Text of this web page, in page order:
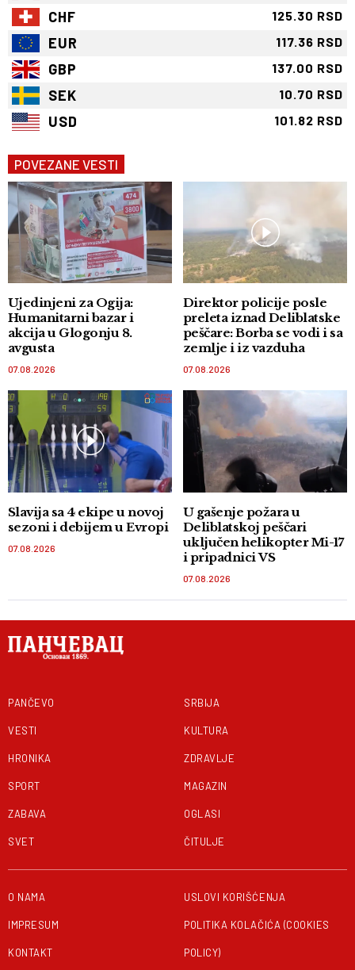
CHF 125.30 RSD
EUR 117.36 RSD
GBP 137.00 RSD
SEK 10.70 RSD
USD 101.82 RSD
POVEZANE VESTI
Ujedinjeni za Ogija:
Humanitarni bazar i
akcija u Glogonju 8.
avgusta
07.08.2026
Direktor policije posle
preleta iznad Deliblatske
peščare: Borba se vodi i sa
zemlje i iz vazduha
07.08.2026
Slavija sa 4 ekipe u novoj
sezoni i debijem u Evropi
07.08.2026
U gašenje požara u
Deliblatskoj peščari
uključen helikopter Mi-17
i pripadnici VS
07.08.2026
PANČEVO
VESTI
HRONIKA
SPORT
ZABAVA
SVET
SRBIJA
KULTURA
ZDRAVLJE
MAGAZIN
OGLASI
ČITULJE
O NAMA
IMPRESUM
KONTAKT
USLOVI KORIŠĆENJA
POLITIKA KOLAČIĆA (COOKIES
POLICY)